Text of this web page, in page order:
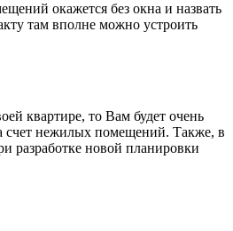
окажется без окна и назвать
там вполне можно устроить
квартире, то Вам будет очень
счет нежилых помещений. Также, в
разработке новой планировки